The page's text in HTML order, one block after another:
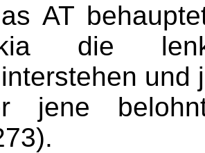
AT
die
und
jene